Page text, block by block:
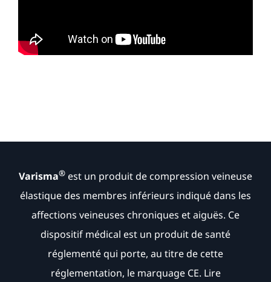
Varisma® est un produit de compression veineuse
élastique des membres inférieurs indiqué dans les
affections veineuses chroniques et aiguës. Ce
dispositif médical est un produit de santé
réglementé qui porte, au titre de cette
réglementation, le marquage CE. Lire